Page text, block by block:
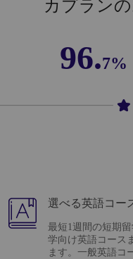
カプラン
96.7%
選べる英語コー
最短1週間の短期
学向け英語コース
ます。一般英語コ